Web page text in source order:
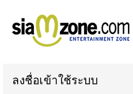
ลงชื่อเข้าใช้ระบบ